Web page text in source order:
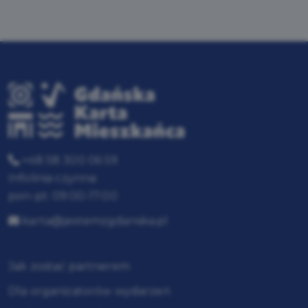
+48 58 300 06 59
Infolinia czynna:
karta@jestemzgdanska.pl
Jak zostać partnerem
Dla organizatorów wydarzeń